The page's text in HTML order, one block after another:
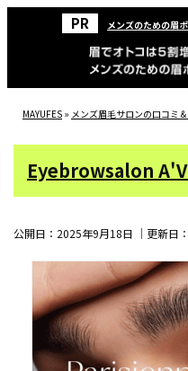
メンズのための眉
MAYUFES » メンズ眉毛サロンの口コミ
Eyebrowsalon
公開日： 2025年9月18日 ｜更新日：